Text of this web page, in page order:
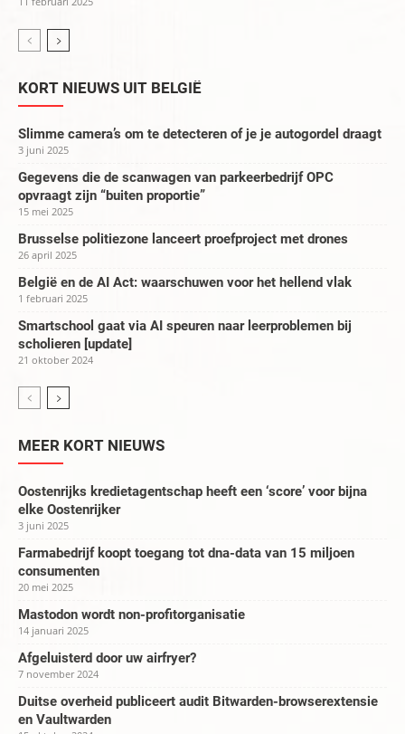
KORT NIEUWS UIT BELGIË
Slimme camera’s om te detecteren of je je autogordel draagt
3 juni 2025
Gegevens die de scanwagen van parkeerbedrijf OPC
opvraagt zijn “buiten proportie”
15 mei 2025
Brusselse politiezone lanceert proefproject met drones
26 april 2025
België en de AI Act: waarschuwen voor het hellend vlak
1 februari 2025
Smartschool gaat via AI speuren naar leerproblemen bij
scholieren [update]
21 oktober 2024
MEER KORT NIEUWS
Oostenrijks kredietagentschap heeft een ‘score’ voor bijna
elke Oostenrijker
3 juni 2025
Farmabedrijf koopt toegang tot dna-data van 15 miljoen
consumenten
20 mei 2025
Mastodon wordt non-profitorganisatie
14 januari 2025
Afgeluisterd door uw airfryer?
7 november 2024
Duitse overheid publiceert audit Bitwarden-browserextensie
en Vaultwarden